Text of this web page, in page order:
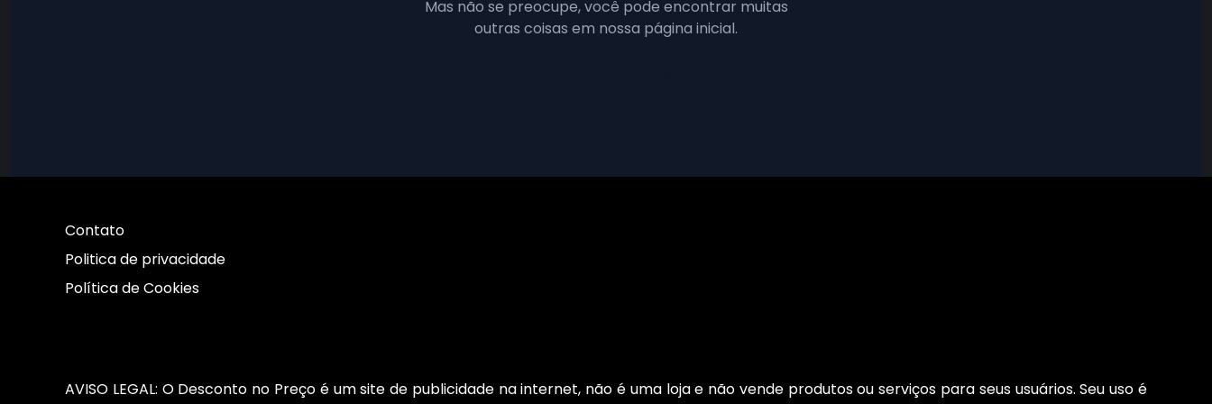
Mas não se preocupe, você pode encontrar muitas
outras coisas em nossa página inicial.
Contato
Politica de privacidade
Política de Cookies
AVISO LEGAL: O Desconto no Preço é um site de publicidade na internet, não é uma loja e não vende produtos ou serviços para seus usuários. Seu uso é